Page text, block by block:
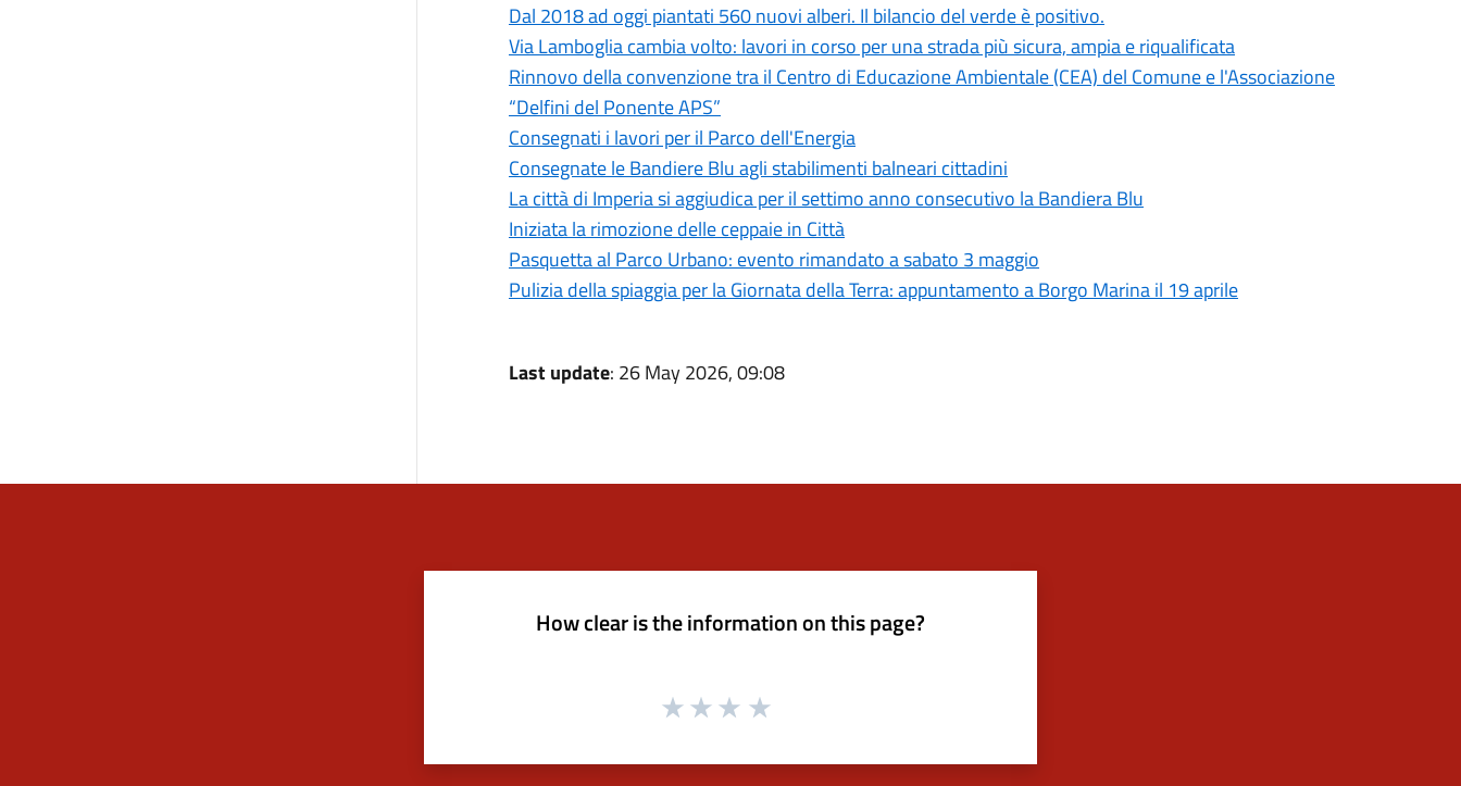
Dal 2018 ad oggi piantati 560 nuovi alberi. Il bilancio del verde è positivo.
Via Lamboglia cambia volto: lavori in corso per una strada più sicura, ampia e riqualificata
Rinnovo della convenzione tra il Centro di Educazione Ambientale (CEA) del Comune e l'Associazione
“Delfini del Ponente APS”
Consegnati i lavori per il Parco dell'Energia
Consegnate le Bandiere Blu agli stabilimenti balneari cittadini
La città di Imperia si aggiudica per il settimo anno consecutivo la Bandiera Blu
Iniziata la rimozione delle ceppaie in Città
Pasquetta al Parco Urbano: evento rimandato a sabato 3 maggio
Pulizia della spiaggia per la Giornata della Terra: appuntamento a Borgo Marina il 19 aprile
Last update: 26 May 2026, 09:08
How clear is the information on this page?